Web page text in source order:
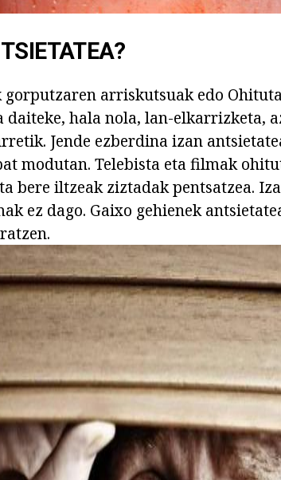
arriskutsuak edo
daiteke, hala nola, lan-elkarrizketa,
Jende ezberdina izan
modutan. Telebista eta filmak
bere iltzeak ziztadak pentsatzea.
ez dago. Gaixo gehienek